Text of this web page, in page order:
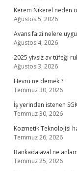
Kerem Nikerel neden
Ağustos 5, 2026
Avans faizi nelere
Ağustos 4, 2026
2025 yivsiz av tüfeği
Ağustos 3, 2026
Hevrü ne demek ?
Temmuz 30, 2026
İş yerinden istenen
Temmuz 30, 2026
Kozmetik Teknolojisi
Temmuz 26, 2026
Bankada aval ne
Temmuz 25, 2026